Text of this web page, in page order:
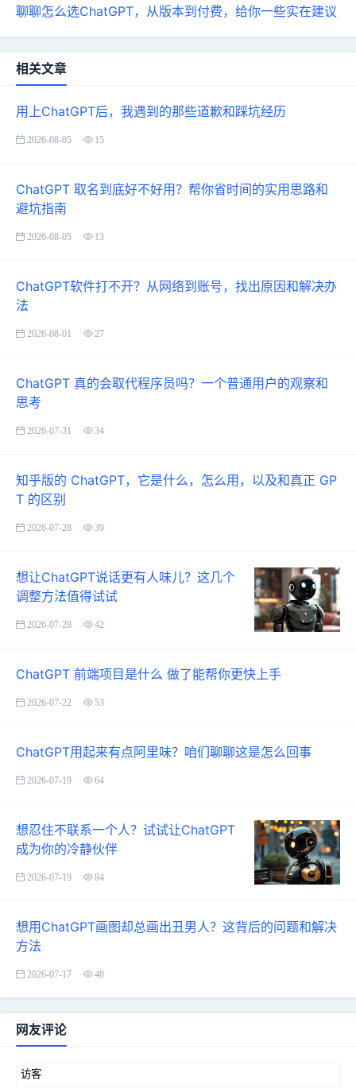
聊聊怎么选ChatGPT，从版本到付费，给你一些实在建议
相关文章
用上ChatGPT后，我遇到的那些道歉和踩坑经历
2026-08-05 15
ChatGPT 取名到底好不好用？帮你省时间的实用思路和
避坑指南
2026-08-05 13
ChatGPT软件打不开？从网络到账号，找出原因和解决办
法
2026-08-01 27
ChatGPT 真的会取代程序员吗？一个普通用户的观察和
思考
2026-07-31 34
知乎版的 ChatGPT，它是什么，怎么用，以及和真正 GP
T 的区别
2026-07-28 39
想让ChatGPT说话更有人味儿？这几个
调整方法值得试试
2026-07-28 42
ChatGPT 前端项目是什么 做了能帮你更快上手
2026-07-22 53
ChatGPT用起来有点阿里味？咱们聊聊这是怎么回事
2026-07-19 64
想忍住不联系一个人？试试让ChatGPT
成为你的冷静伙伴
2026-07-19 84
想用ChatGPT画图却总画出丑男人？这背后的问题和解决
方法
2026-07-17 48
网友评论